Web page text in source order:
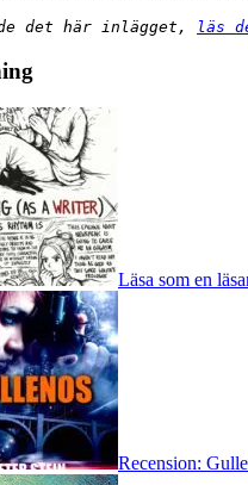
det här inlägget, läs
Läsa som en
Recension: